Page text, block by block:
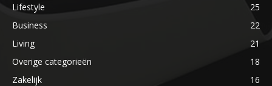
Lifestyle
25
Business
22
Living
21
Overige categorieën
18
Zakelijk
16